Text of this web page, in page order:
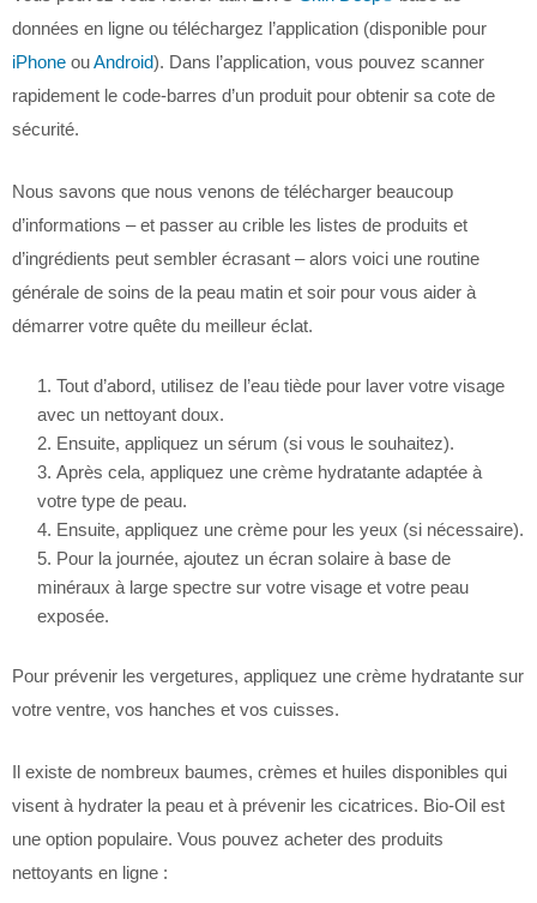
données en ligne ou téléchargez l’application (disponible pour
iPhone ouAndroid). Dans l’application, vous pouvez scanner
rapidement le code-barres d’un produit pour obtenir sa cote de
sécurité.
Nous savons que nous venons de télécharger beaucoup
d’informations – et passer au crible les listes de produits et
d’ingrédients peut sembler écrasant – alors voici une routine
générale de soins de la peau matin et soir pour vous aider à
démarrer votre quête du meilleur éclat.
Tout d’abord, utilisez de l’eau tiède pour laver votre visage
avec un nettoyant doux.
Ensuite, appliquez un sérum (si vous le souhaitez).
Après cela, appliquez une crème hydratante adaptée à
votre type de peau.
Ensuite, appliquez une crème pour les yeux (si nécessaire).
Pour la journée, ajoutez un écran solaire à base de
minéraux à large spectre sur votre visage et votre peau
exposée.
Pour prévenir les vergetures, appliquez une crème hydratante sur
votre ventre, vos hanches et vos cuisses.
Il existe de nombreux baumes, crèmes et huiles disponibles qui
visent à hydrater la peau et à prévenir les cicatrices. Bio-Oil est
une option populaire. Vous pouvez acheter des produits
nettoyants en ligne :